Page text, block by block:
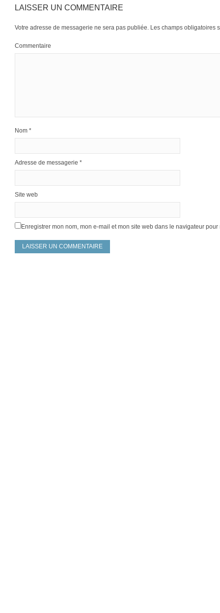
LAISSER UN COMMENTAIRE
Votre adresse de messagerie ne sera pas publiée. Les champs obligatoires
Commentaire
Nom *
Adresse de messagerie *
Site web
Enregistrer mon nom, mon e-mail et mon site web dans le navigateur